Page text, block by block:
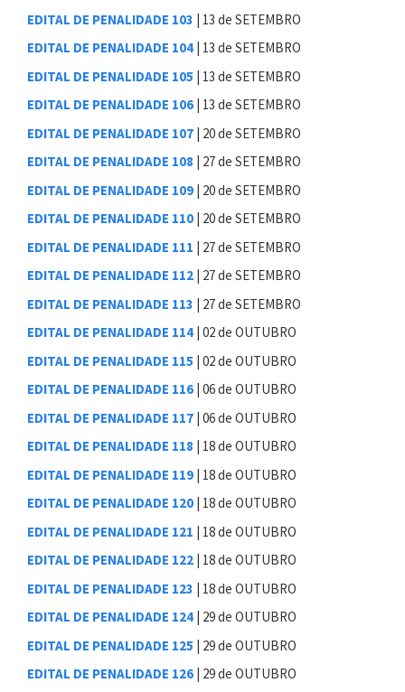
EDITAL DE PENALIDADE 103 | 13 de SETEMBRO
EDITAL DE PENALIDADE 104 | 13 de SETEMBRO
EDITAL DE PENALIDADE 105 | 13 de SETEMBRO
EDITAL DE PENALIDADE 106 | 13 de SETEMBRO
EDITAL DE PENALIDADE 107 | 20 de SETEMBRO
EDITAL DE PENALIDADE 108 | 27 de SETEMBRO
EDITAL DE PENALIDADE 109 | 20 de SETEMBRO
EDITAL DE PENALIDADE 110 | 20 de SETEMBRO
EDITAL DE PENALIDADE 111 | 27 de SETEMBRO
EDITAL DE PENALIDADE 112 | 27 de SETEMBRO
EDITAL DE PENALIDADE 113 | 27 de SETEMBRO
EDITAL DE PENALIDADE 114 | 02 de OUTUBRO
EDITAL DE PENALIDADE 115 | 02 de OUTUBRO
EDITAL DE PENALIDADE 116 | 06 de OUTUBRO
EDITAL DE PENALIDADE 117 | 06 de OUTUBRO
EDITAL DE PENALIDADE 118 | 18 de OUTUBRO
EDITAL DE PENALIDADE 119 | 18 de OUTUBRO
EDITAL DE PENALIDADE 120 | 18 de OUTUBRO
EDITAL DE PENALIDADE 121 | 18 de OUTUBRO
EDITAL DE PENALIDADE 122 | 18 de OUTUBRO
EDITAL DE PENALIDADE 123 | 18 de OUTUBRO
EDITAL DE PENALIDADE 124 | 29 de OUTUBRO
EDITAL DE PENALIDADE 125 | 29 de OUTUBRO
EDITAL DE PENALIDADE 126 | 29 de OUTUBRO